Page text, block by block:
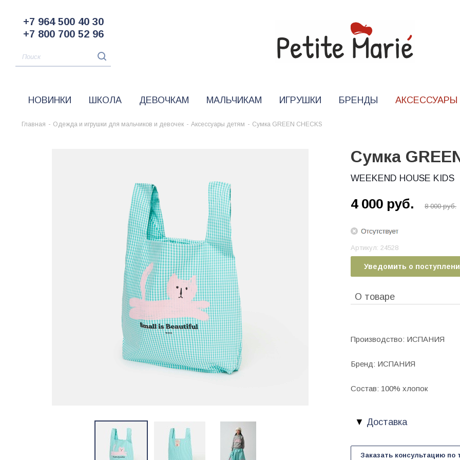
+7 964 500 40 30
+7 800 700 52 96
НОВИНКИ ШКОЛА ДЕВОЧКАМ МАЛЬЧИКАМ ИГРУШКИ БРЕНДЫ АКСЕССУАРЫ
Главная - Одежда и игрушки для мальчиков и девочек - Аксессуары детям - Сумка GREEN CHECKS
Сумка
WEEKEND HOUSE KIDS
4 000 руб. 8 000руб.
Артикул: 24528
Уведомить о
О товаре
Производство: ИСПАНИЯ
Бренд: ИСПАНИЯ
Состав: 100% хлопок
Доставка
Заказать консультацию по